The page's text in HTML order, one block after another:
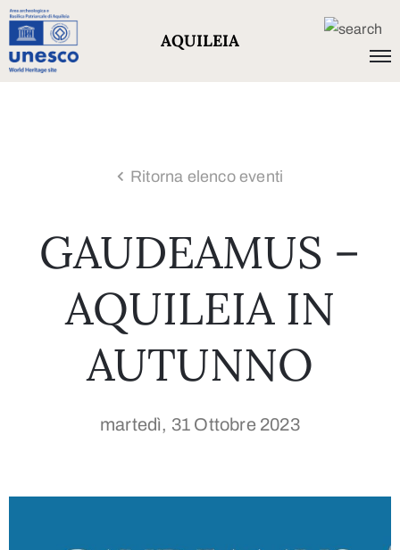
AQUILEIA
Ritorna elenco eventi
GAUDEAMUS –
AQUILEIA IN
AUTUNNO
martedì, 31 Ottobre 2023